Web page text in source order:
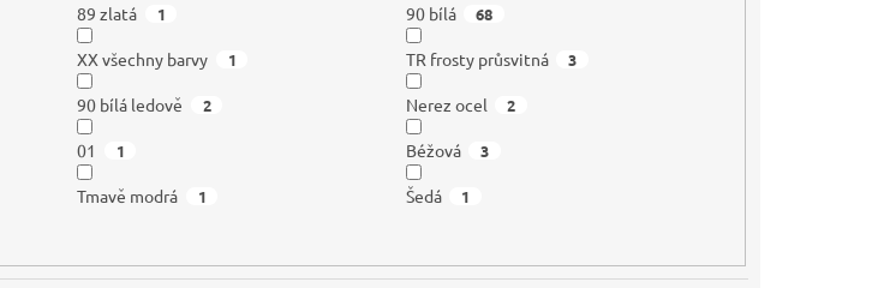
89 zlatá 1 90 bílá 68
XX všechny barvy 1 TR frosty průsvitná 3
90 bílá ledově 2 Nerez ocel 2
01 1 Béžová 3
Tmavě modrá 1 Šedá 1